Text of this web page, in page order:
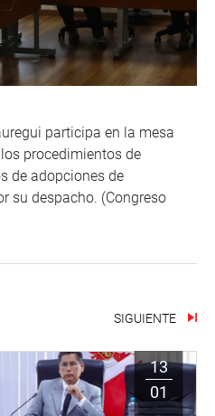
participa en la mesa
procedimientos de
de adopciones de
su despacho. (Congreso
SIGUIENTE
13
01